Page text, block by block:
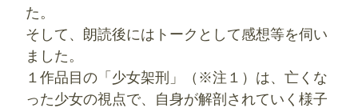
た。
そして、朗読後にはトークとして感想等を伺い
ました。
１作品目の「少女架刑」（※注１）は、亡くな
った少女の視点で、自身が解剖されていく様子